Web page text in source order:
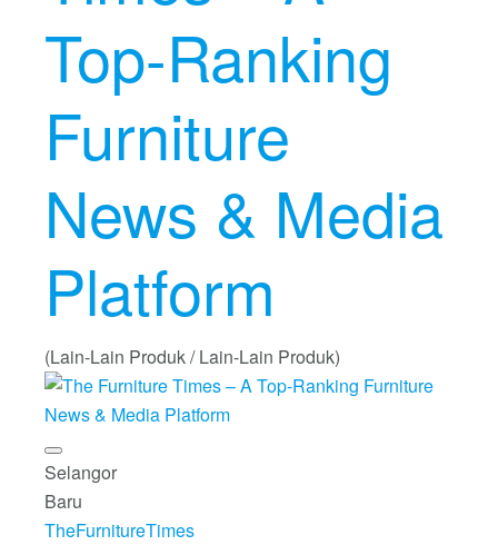
Top-Ranking
Furniture
News & Media
Platform
(Lain-Lain Produk / Lain-Lain Produk)
Selangor
Baru
TheFurnitureTimes